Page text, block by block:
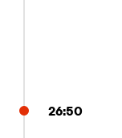
26:50